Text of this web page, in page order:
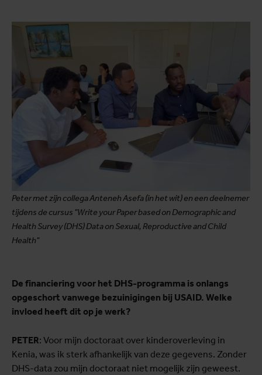
Peter met zijn collega Anteneh Asefa (in het wit) en een deelnemer
tijdens de cursus "Write your Paper based on Demographic and
Health Survey (DHS) Data on Sexual, Reproductive and Child
Health"
De financiering voor het DHS-programma is onlangs
opgeschort vanwege bezuinigingen bij USAID. Welke
invloed heeft dit op je werk?
PETER: Voor mijn doctoraat over kinderoverleving in
Kenia, was ik sterk afhankelijk van deze gegevens. Zonder
DHS-data zou mijn doctoraat niet mogelijk zijn geweest.